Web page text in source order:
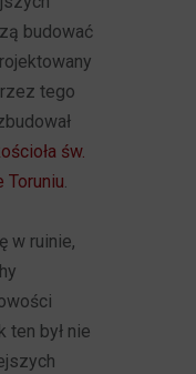
budować
tego
św.
Toruniu.
w ruinie,
ten był nie